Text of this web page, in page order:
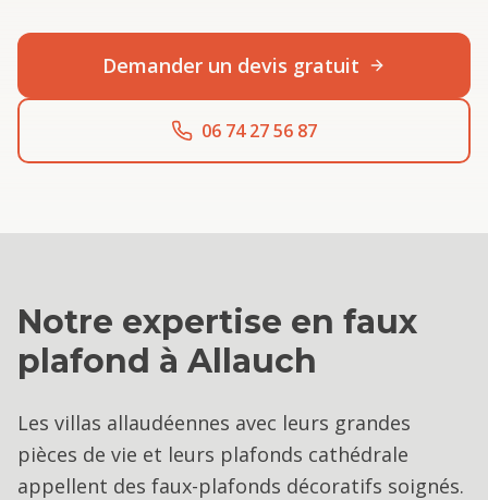
Demander un devis gratuit
06 74 27 56 87
Notre expertise en faux
plafond à Allauch
Les villas allaudéennes avec leurs grandes
pièces de vie et leurs plafonds cathédrale
appellent des faux-plafonds décoratifs soignés.